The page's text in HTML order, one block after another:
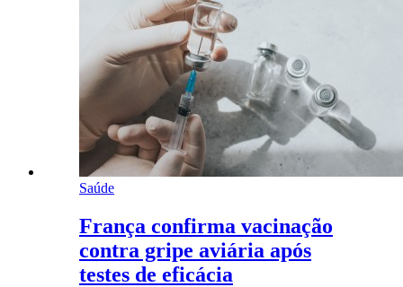
Saúde
França confirma vacinação
contra gripe aviária após
testes de eficácia